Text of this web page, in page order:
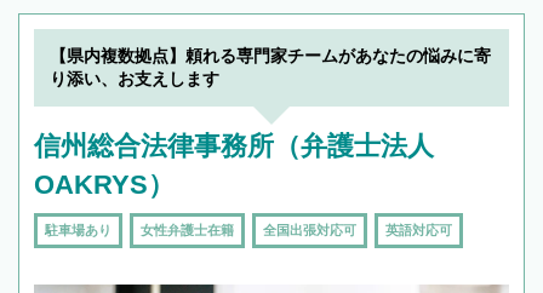
【県内複数拠点】頼れる専門家チームがあなたの悩みに寄
り添い、お支えします
信州総合法律事務所（弁護士法人
OAKRYS）
駐車場あり 女性弁護士在籍 全国出張対応可 英語対応可